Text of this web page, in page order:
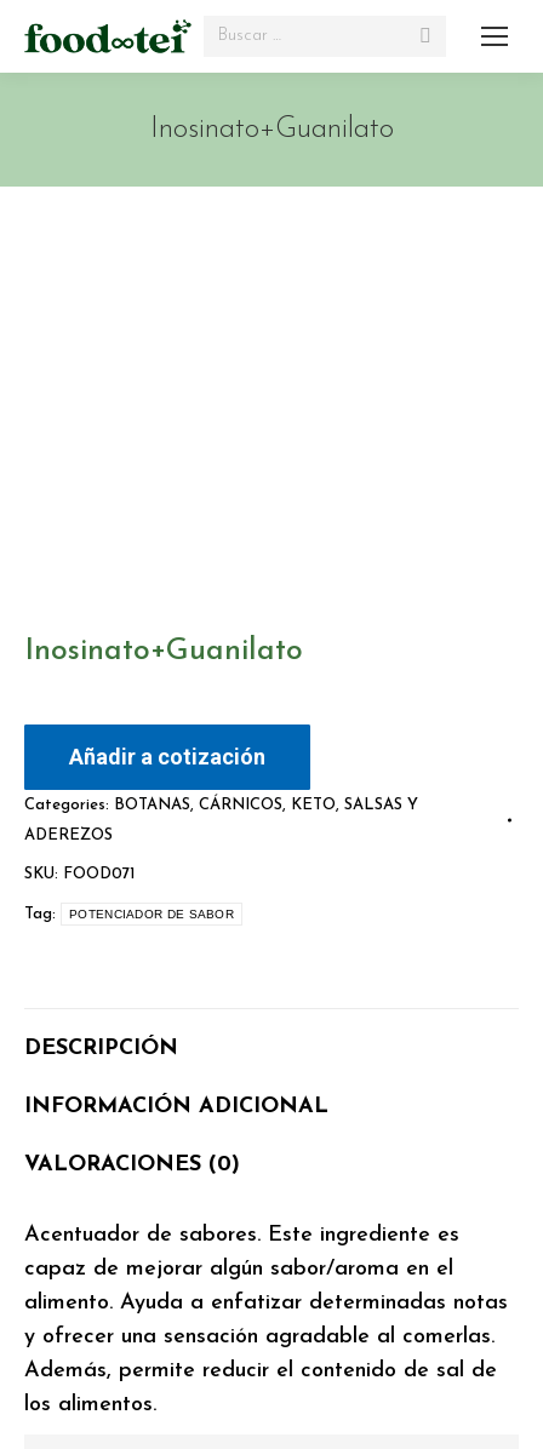
Search:
Inosinato+Guanilato
Inosinato+Guanilato
Añadir a cotización
Categories: BOTANAS, CÁRNICOS, KETO, SALSAS Y
ADEREZOS
SKU: FOOD071
Tag: POTENCIADOR DE SABOR
DESCRIPCIÓN
INFORMACIÓN ADICIONAL
VALORACIONES (0)
Acentuador de sabores. Este ingrediente es
capaz de mejorar algún sabor/aroma en el
alimento. Ayuda a enfatizar determinadas notas
y ofrecer una sensación agradable al comerlas.
Además, permite reducir el contenido de sal de
los alimentos.